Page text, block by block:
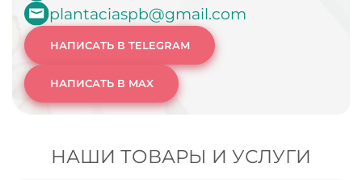
plantaciaspb@gmail.com
НАПИСАТЬ В TELEGRAM
НАПИСАТЬ В MAX
НАШИ ТОВАРЫ И УСЛУГИ